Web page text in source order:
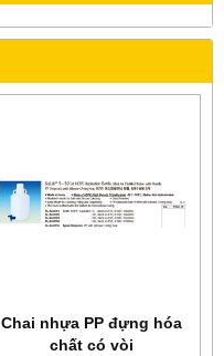
Chai nhựa PP đựng hóa
chất có vòi